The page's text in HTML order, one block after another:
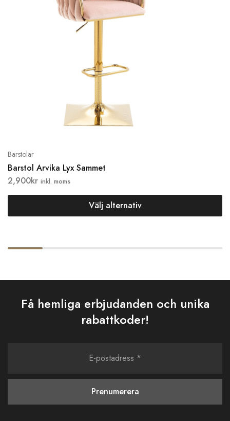
Barstolar
Barstol Arvika Lyx Sammet
2,900kr inkl. moms
Välj alternativ
Få hemliga erbjudanden och unika
rabattkoder!